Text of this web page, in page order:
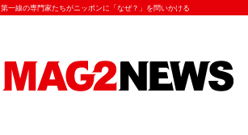
第一線の専門家たちがニッポンに「なぜ？」を問いかける